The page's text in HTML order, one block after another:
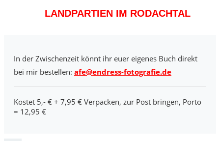
LANDPARTIEN IM RODACHTAL
In der Zwischenzeit könnt ihr euer eigenes Buch direkt
bei mir bestellen: afe@endress-fotografie.de
Kostet 5,- € + 7,95 € Verpacken, zur Post bringen, Porto
= 12,95 €